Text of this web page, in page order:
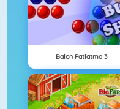
Balon Patlatma 3